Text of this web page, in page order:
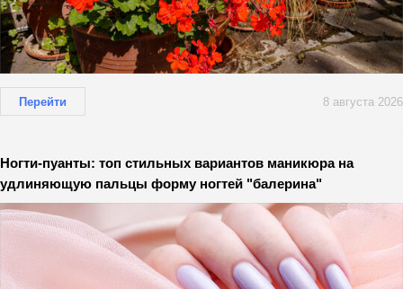
Перейти 8 августа 2026
Ногти-пуанты: топ стильных вариантов маникюра на
удлиняющую пальцы форму ногтей "балерина"